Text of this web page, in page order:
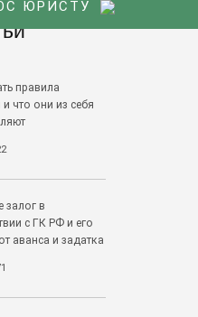
ЮРИСТУ
правила
и что они из себя
залог в
с ГК РФ и его
аванса и задатка